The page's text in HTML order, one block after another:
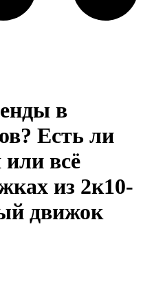
в
Есть ли
всё
из 2к10-
движок